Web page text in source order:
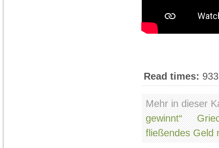
Read times:
Mehr in dieser
gewinnt“
fließendes Geld